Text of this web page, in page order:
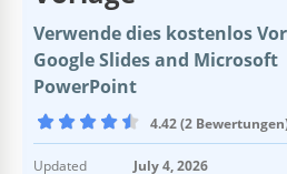
Verwende dies kostenlos
Google Slides and Microsoft
PowerPoint
4.42 (2
Updated
July 4, 2026